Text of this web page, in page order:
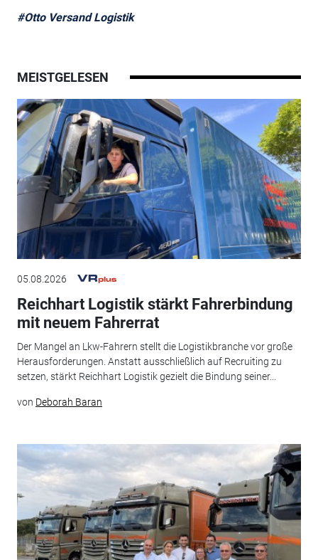
#Otto Versand Logistik
MEISTGELESEN
05.08.2026
Reichhart Logistik stärkt Fahrerbindung
mit neuem Fahrerrat
Der Mangel an Lkw-Fahrern stellt die Logistikbranche vor große
Herausforderungen. Anstatt ausschließlich auf Recruiting zu
setzen, stärkt Reichhart Logistik gezielt die Bindung seiner...
von Deborah Baran